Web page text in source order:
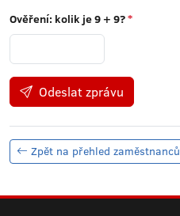
Ověření: kolik je9 + 9?*
Odeslat zprávu
Zpět na přehled zaměstnanců